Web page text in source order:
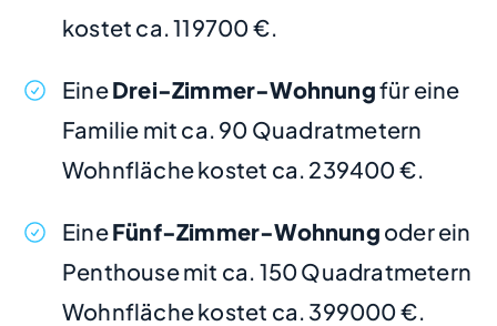
kostet ca. 119700 €.
EineDrei-Zimmer-Wohnungfür eine
Familie mit ca. 90 Quadratmetern
Wohnfläche kostet ca. 239400 €.
EineFünf-Zimmer-Wohnung oder ein
Penthouse mit ca. 150 Quadratmetern
Wohnfläche kostet ca. 399000 €.